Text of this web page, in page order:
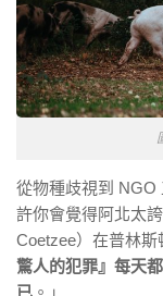
從物種歧視到 NGO
許你會覺得阿北太
Coetzee）在普林斯
驚人的犯罪』每天
已 。」